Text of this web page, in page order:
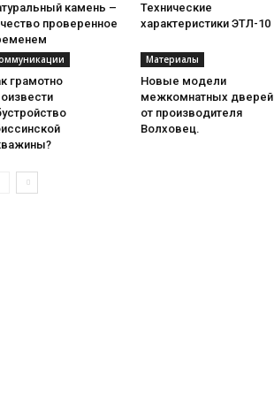
камень –
проверенное
Технические
характеристики ЭТЛ-10
грамотно
Материалы
Новые модели
межкомнатных дверей
от производителя
Волховец.